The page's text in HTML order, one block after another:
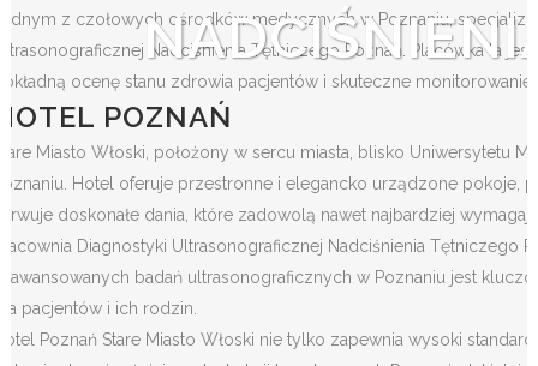
z czołowych ośrodków medycznych w Poznaniu,
Nadciśnienia Tętniczego Poznań. Placówka ta
ocenę stanu zdrowia pacjentów i skuteczne monitorowanie
POZNAŃ
Miasto Włoski, położony w sercu miasta, blisko
Hotel oferuje przestronne i elegancko urządzone pokoje,
doskonałe dania, które zadowolą nawet najbardziej
Diagnostyki Ultrasonograficznej Nadciśnienia
badań ultrasonograficznych w Poznaniu jest
pacjentów i ich rodzin.
Poznań Stare Miasto Włoski nie tylko zapewnia wysoki